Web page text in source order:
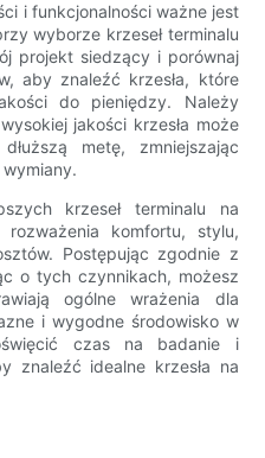
i funkcjonalności ważne jest
wyborze krzeseł terminalu
projekt siedzący i porównaj
aby znaleźć krzesła, które
do pieniędzy. Należy
jakości krzesła może
metę, zmniejszając
krzeseł terminalu na
komfortu, stylu,
Postępując zgodnie z
o tych czynnikach, możesz
ogólne wrażenia dla
i wygodne środowisko w
czas na badanie i
znaleźć idealne krzesła na